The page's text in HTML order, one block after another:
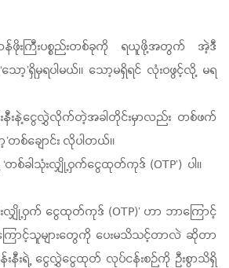
ဖိုးကြီးပစ္စည်းတစ်ခုကို ရယူဖို့အတွက် အဲ့ဒီ
ော့’ရှိမှရပါမယ်။ သော့မရှိရင် လုံးဝဖွင့်လို့ မရ
းနီးနဲ့ငွေလွှဲလိုက်တဲ့အခါတိုင်းမှာလည်း တစ်ဖက်
တစ်ချောင်း လိုပါတယ်။
‘တစ်ခါသုံးလျှို့ဝှက်ငွေထုတ်ကုဒ် (OTP’) ပါ။
းလျှို့ဝှက် ငွေထုတ်ကုဒ် (OTP)’ ဟာ ဘာကြောင့်
ောင့်သူများတွေကို ပေးမသိသင့်တာလဲ ဆိုတာ
န်းနီးရဲ့ ငွေလွှဲငွေထုတ် လုပ်ငန်းစဉ်ကို ဦးစွာသိရှိ